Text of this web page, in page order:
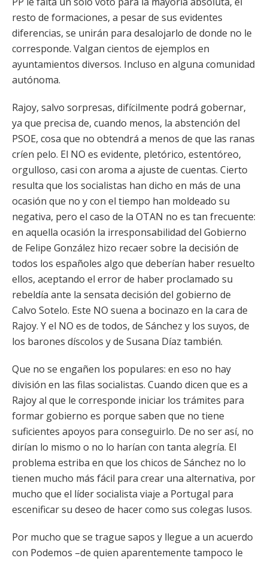
resto de formaciones, a pesar de sus evidentes
diferencias, se unirán para desalojarlo de donde no le
corresponde. Valgan cientos de ejemplos en
ayuntamientos diversos. Incluso en alguna comunidad
autónoma.
Rajoy, salvo sorpresas, difícilmente podrá gobernar,
ya que precisa de, cuando menos, la abstención del
PSOE, cosa que no obtendrá a menos de que las ranas
críen pelo. El NO es evidente, pletórico, estentóreo,
orgulloso, casi con aroma a ajuste de cuentas. Cierto
resulta que los socialistas han dicho en más de una
ocasión que no y con el tiempo han moldeado su
negativa, pero el caso de la OTAN no es tan frecuente:
en aquella ocasión la irresponsabilidad del Gobierno
de Felipe González hizo recaer sobre la decisión de
todos los españoles algo que deberían haber resuelto
ellos, aceptando el error de haber proclamado su
rebeldía ante la sensata decisión del gobierno de
Calvo Sotelo. Este NO suena a bocinazo en la cara de
Rajoy. Y el NO es de todos, de Sánchez y los suyos, de
los barones díscolos y de Susana Díaz también.
Que no se engañen los populares: en eso no hay
división en las filas socialistas. Cuando dicen que es a
Rajoy al que le corresponde iniciar los trámites para
formar gobierno es porque saben que no tiene
suficientes apoyos para conseguirlo. De no ser así, no
dirían lo mismo o no lo harían con tanta alegría. El
problema estriba en que los chicos de Sánchez no lo
tienen mucho más fácil para crear una alternativa, por
mucho que el líder socialista viaje a Portugal para
escenificar su deseo de hacer como sus colegas lusos.
Por mucho que se trague sapos y llegue a un acuerdo
con Podemos –de quien aparentemente tampoco le